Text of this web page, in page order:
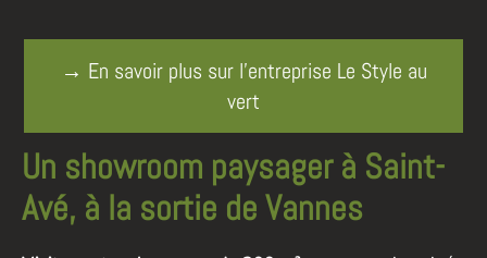
→ En savoir plus sur l’entreprise Le Style au
vert
Un showroom paysager à Saint-
Avé, à la sortie de Vannes